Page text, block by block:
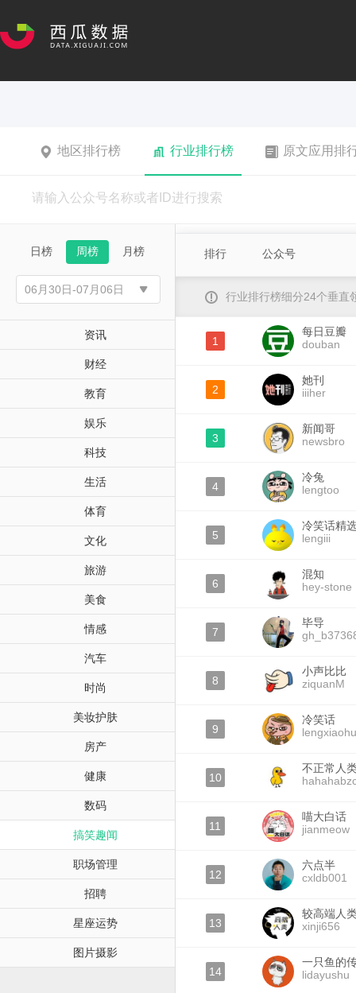
地区排行榜 行业排行榜 原文应用排
日榜 周榜 月榜
资讯
财经
教育
娱乐
科技
生活
体育
文化
旅游
美食
情感
汽车
时尚
美妆护肤
房产
健康
数码
搞笑趣闻
职场管理
招聘
星座运势
图片摄影
排行 公众号
行业排行榜细分24个垂直
1
每日豆瓣
douban
2
她刊
iiiher
3
新闻哥
newsbro
4
冷兔
lengtoo
5
冷笑话精
lengiii
6
混知
hey-stone
7
毕导
8
小声比比
ziquanM
9
冷笑话
10
不正常人
11
喵大白话
jianmeow
12
六点半
cxldb001
13
较高端人
xinji656
14
一只鱼的
lidayushu